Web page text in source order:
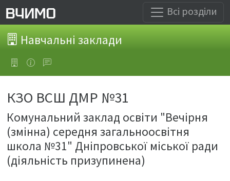
Всі розділи
Навчальні заклади
КЗО ВСШ ДМР №31
Комунальний заклад освіти "Вечірня
(змінна) середня загальноосвітня
школа №31" Дніпровської міської ради
(діяльність призупинена)